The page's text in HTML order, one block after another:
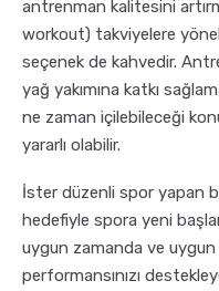
antrenman kalitesini
workout) takviyelere
seçenek de kahvedir.
yağ yakımına katkı
ne zaman içilebileceği
yararlı olabilir.
İster düzenli spor yapan
hedefiyle spora yeni
uygun zamanda ve
performansınızı